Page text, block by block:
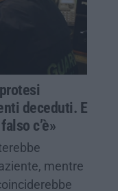
deceduti. E
c’è»
mentre